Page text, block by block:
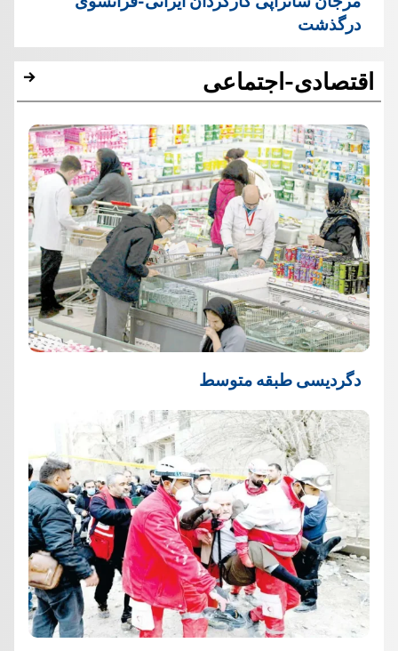
درگذشت
اقتصادی-اجتماعی
دگردیسی طبقه متوسط